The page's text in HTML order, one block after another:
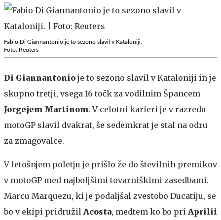
Fabio Di Giannantonio je to sezono slavil v Kataloniji.
Foto: Reuters
Di Giannantonio je to sezono slavil v Kataloniji in je
skupno tretji, vsega 16 točk za vodilnim Špancem
Jorgejem Martinom. V celotni karieri je v razredu
motoGP slavil dvakrat, še sedemkrat je stal na odru
za zmagovalce.
V letošnjem poletju je prišlo že do številnih premikov
v motoGP med najboljšimi tovarniškimi zasedbami.
Marcu Marquezu, ki je podaljšal zvestobo Ducatiju, se
bo v ekipi pridružil Acosta, medtem ko bo pri Aprilii